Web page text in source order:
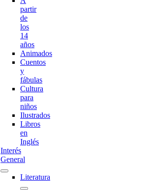
partir
de
los
14
años
Animados
Cuentos
y
fábulas
Cultura
para
niños
Ilustrados
Libros
en
Inglés
Interés
General
Literatura